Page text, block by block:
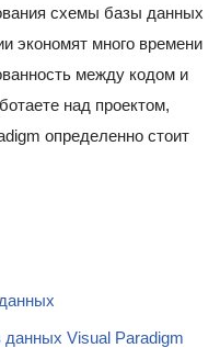
схемы базы данных
экономят много времени
между кодом и
над проектом,
определенно стоит
данных Visual Paradigm